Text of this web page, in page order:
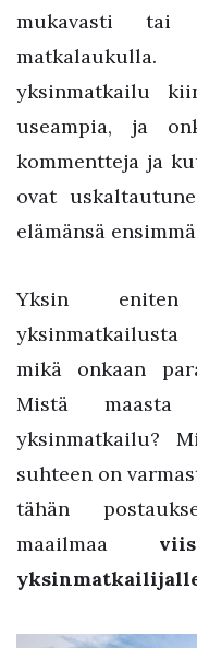
mukavasti tai
yksinmatkailu
useampia, ja
kommentteja ja
ovat
elämänsä
Yksin eniten
mikä onkaan
Mistä
yksinmatkailu?
suhteen on
tähän
maailmaa
yksinmatkailijalle